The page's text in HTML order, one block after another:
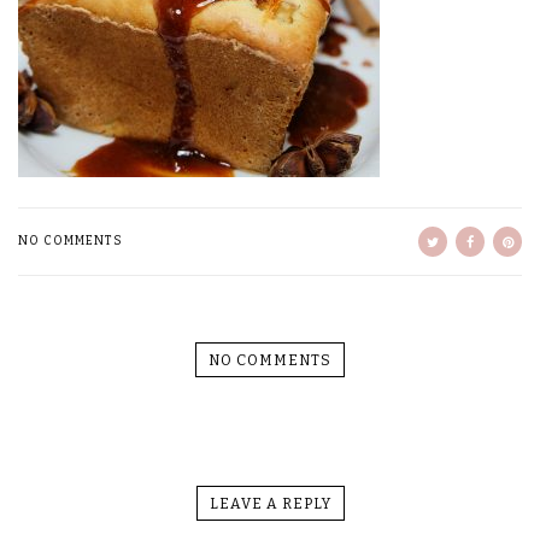
NO COMMENTS
NO COMMENTS
LEAVE A REPLY